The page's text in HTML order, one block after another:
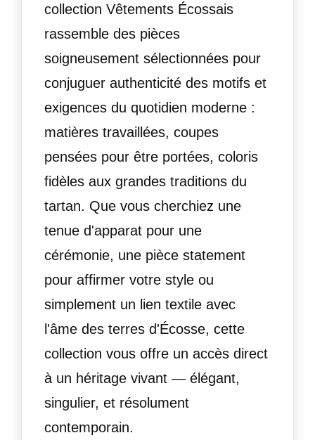
collection Vêtements Écossais
rassemble des pièces
soigneusement sélectionnées pour
conjuguer authenticité des motifs et
exigences du quotidien moderne :
matières travaillées, coupes
pensées pour être portées, coloris
fidèles aux grandes traditions du
tartan. Que vous cherchiez une
tenue d'apparat pour une
cérémonie, une pièce statement
pour affirmer votre style ou
simplement un lien textile avec
l'âme des terres d'Écosse, cette
collection vous offre un accès direct
à un héritage vivant — élégant,
singulier, et résolument
contemporain.